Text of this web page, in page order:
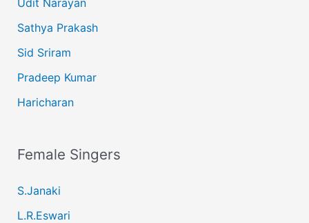
Udit Narayan
Sathya Prakash
Sid Sriram
Pradeep Kumar
Haricharan
Female Singers
S.Janaki
L.R.Eswari